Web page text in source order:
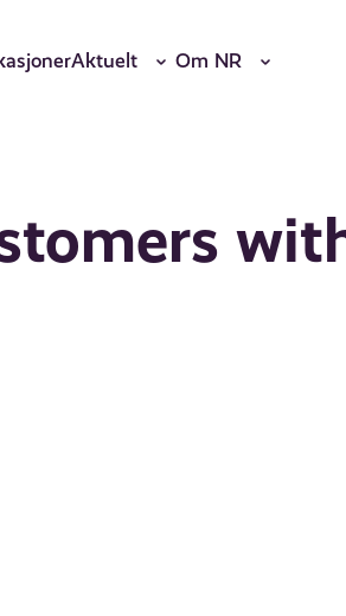
Aktuelt Om NR